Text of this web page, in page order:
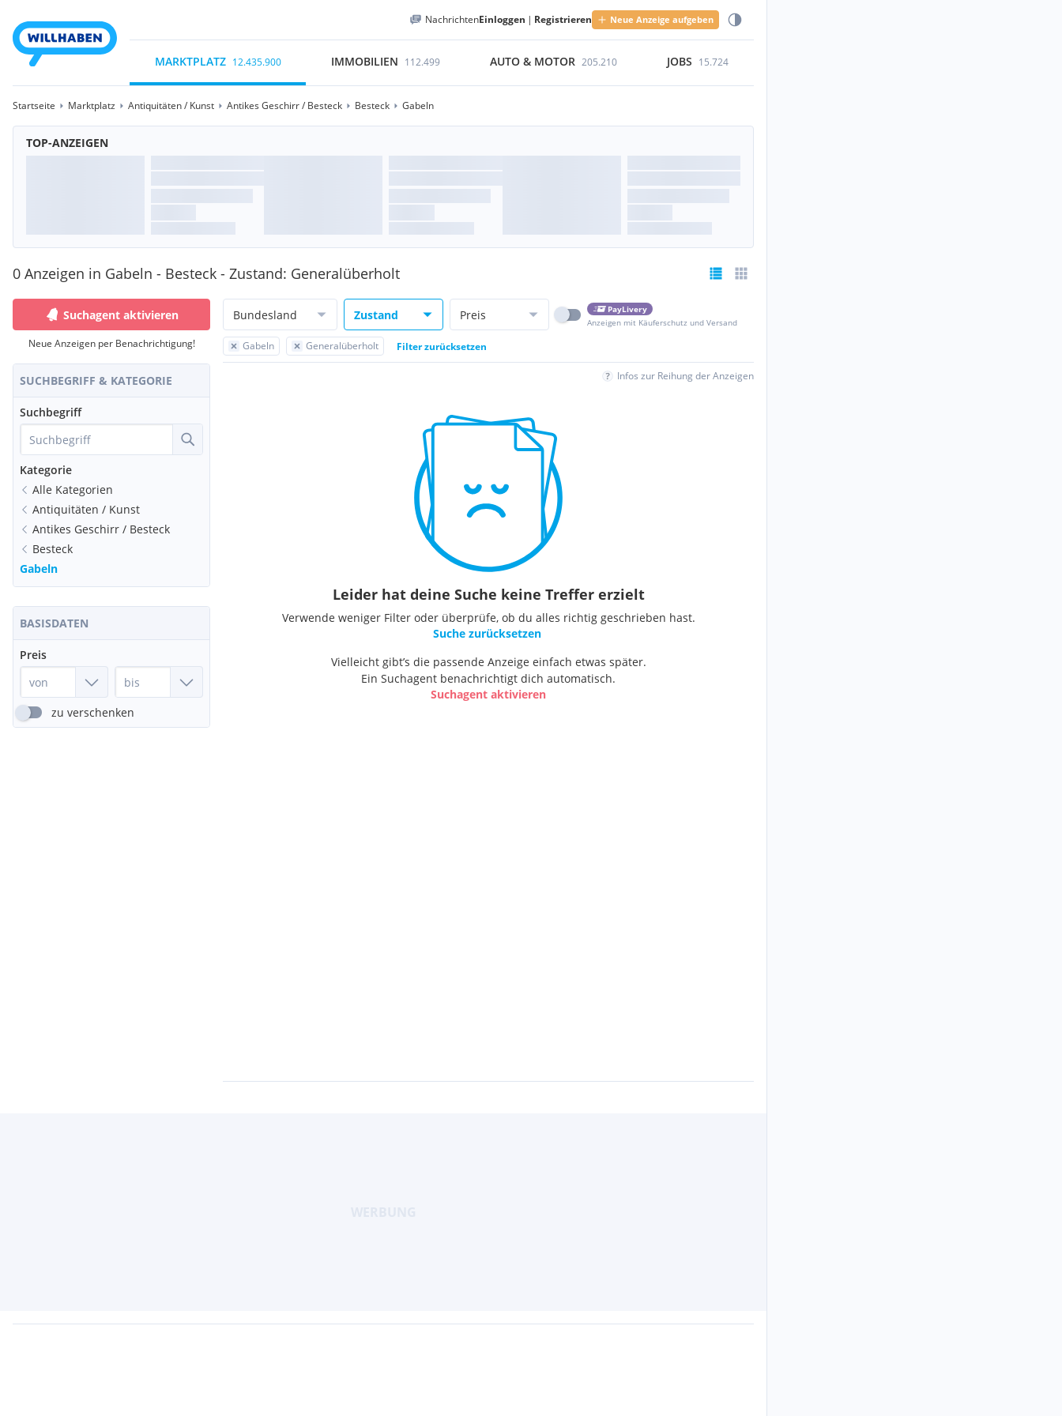
NachrichtenEinloggen | Registrieren Neue Anzeige aufgeben
MARKTPLATZ 12.435.900 IMMOBILIEN 112.499 AUTO & MOTOR 205.210 JOBS 15.724
Startseite Marktplatz Antiquitäten / Kunst Antikes Geschirr / Besteck Besteck Gabeln
TOP-ANZEIGEN
0 Anzeigen in Gabeln - Besteck - Zustand: Generalüberholt
Suchagent aktivieren
Neue Anzeigen per Benachrichtigung!
SUCHBEGRIFF & KATEGORIE
Suchbegriff
Kategorie
Alle Kategorien
Antiquitäten / Kunst
Antikes Geschirr / Besteck
Besteck
Gabeln
BASISDATEN
Preis
zu verschenken
Bundesland Zustand Preis
PayLivery
Anzeigen mit Käuferschutz und Versand
Gabeln Generalüberholt Filter zurücksetzen
Infos zur Reihung der Anzeigen
Leider hat deine Suche keine Treffer erzielt
Verwende weniger Filter oder überprüfe, ob du alles richtig geschrieben hast.
Suche zurücksetzen
Vielleicht gibt’s die passende Anzeige einfach etwas später.
Ein Suchagent benachrichtigt dich automatisch.
Suchagent aktivieren